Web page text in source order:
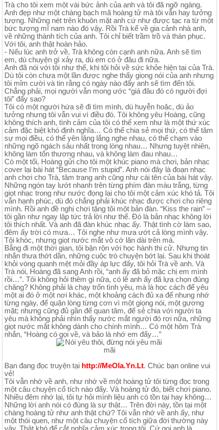
Trà cho tôi xem một vài bức ảnh của anh và tôi đã ngỡ ngàng.
Anh đẹp như một chàng bạch mã hoàng tử mà tôi vẫn hay tưởng
tượng. Những nét trên khuôn mặt anh cứ như được tạc ra từ một
bức tượng mĩ nam nào đó vậy. Rồi Trà kể về gia cảnh nhà anh,
về những thành tích của anh. Tôi chỉ biết trầm trồ và thán phục.
Với tôi, anh thật hoàn hảo.
- Nếu lúc anh trở về, Trà không còn cạnh anh nữa. Anh sẽ tìm
em, dù chuyện gì xảy ra, dù em có ở đâu đi nữa.
Anh đã nói với tôi như thế, khi tôi hỏi về sức khỏe hiện tại của Trà.
Dù tôi còn chưa một lần được nghe thấy giọng nói của anh nhưng
tôi mỉm cười và tin rằng có ngày nào đấy anh sẽ tìm đến tôi.
Chẳng phải, mọi người vẫn mong ước “giá đâu đó có người đợi
tôi” đấy sao?
Tôi có một người hứa sẽ đi tìm mình, dù huyễn hoặc, dù ảo
tưởng nhưng tôi vẫn vui vì điều đó. Tôi không yêu Hoàng, cũng
không thích anh, tình cảm của tôi có thể xem như là một thứ xúc
cảm đặc biệt khó định nghĩa… Có thể chia sẻ mọi thứ, có thể tâm
sự mọi điều, có thể yên lặng lắng nghe nhau, có thể chạm vào
những ngõ ngách sâu nhất trong lòng nhau… Nhưng tuyệt nhiên,
không làm tổn thương nhau, và không làm đau nhau…
Có một tối, Hoàng gửi cho tôi một khúc piano mà chơi, bản nhạc
cover lại bài hát “Because I’m stupid”. Anh nói đây là đoạn nhạc
anh chơi cho Trà, tâm trạng anh cũng như cái tên của bài hát vậy.
Những ngón tay lướt nhanh trên từng phím đàn màu trắng, từng
giọt nhạc trong như nước đọng lại cho tôi một cảm xúc khó tả. Tôi
vẫn hạnh phúc, dù đó chẳng phải khúc nhạc được chơi cho riêng
mình. Rồi anh đề nghị chơi tặng tôi một bản đàn. “Kiss the rain” –
tôi gần như ngay lập tức trả lời như thế. Đó là bản nhạc không lời
tôi thích nhất. Và anh đã đàn khúc nhạc ấy. Thật tình cờ làm sao,
đêm ấy trời có mưa… Tôi nghe như mưa ướt cả lòng mình vậy.
Tôi khóc, nhưng giọt nước mắt vô cớ lăn dài trên má.
Bẵng đi một thời gian, tôi bận rộn với học hành thi cử. Nhưng tin
nhắn thưa thớt dần, những cuộc trò chuyện bớt lại. Sau khi thoát
khỏi vòng quanh mệt mỏi đầy áp lực đấy, tôi hỏi Trà về anh. Và
Trà nói, Hoàng đã sang Anh rồi, “anh ấy đã bỏ mặc chị em mình
rồi…”. Tôi không hỏi thêm gì nữa, có lẽ anh ấy đã lựa chọn đúng
chăng? Không phải là chạy trốn tình yêu, mà là học cách để yêu
một ai đó ở một nơi khác, một khoảng cách đủ xa để nhung nhớ
từng ngày, để quặn lòng từng cơn vì một giọng nói, một gương
mặt; nhưng cũng đủ gần để quan tâm, để sẻ chia với người ta
yêu mà không phải nhìn thấy nước mắt người đó rơi nữa, những
giọt nước mắt không dành cho chính mình… Có một hôm Trà
nhắn, “Hoàng có gọi về, và bảo là nhớ em đấy…”
Bạn đang đọc truyện tại http://MeOla.Yn.Lt. Chúc bạn online vui
vẻ!
Tôi vẫn nhớ về anh, như nhớ về một hoàng tử tôi từng đọc trong
một câu chuyện cổ tích nào đấy. Và hoàng tử đó, biết chơi piano.
Nhiều đêm nhớ lại, tôi tự hỏi mình liệu anh có tồn tại hay không…
Những lời anh nói có đúng là sự thật… Trên đời này, tồn tại một
chàng hoàng tử như anh thật chứ? Tôi vẫn nhớ về anh ấy, như
một thói quen, như một câu chuyện cổ tích giữa đời thường này
vậy. Thật khó để cắt nghĩa cảm xúc trong tôi. Cứ gọi anh là